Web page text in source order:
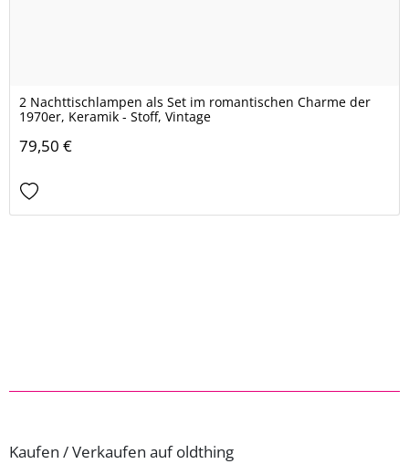
2 Nachttischlampen als Set im romantischen Charme der
1970er, Keramik - Stoff, Vintage
79,50 €
Kaufen / Verkaufen auf oldthing